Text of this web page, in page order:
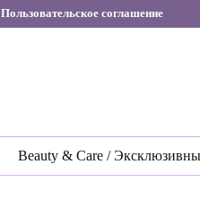
Пользовательское соглашение
Beauty & Care /